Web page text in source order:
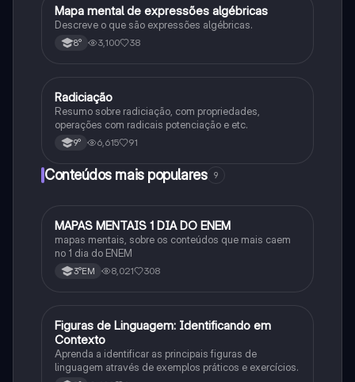
Matematica
Mapa mental de expressões algébricas
Descreve o que são expressões algébricas.
8° 3,100 38
Matematica
Radiciação
Resumo sobre radiciação, com propriedades,
operações com radicais potenciação e etc.
9° 6,615 91
Conteúdos mais populares 9
Português
MAPAS MENTAIS 1 DIA DO ENEM
mapas mentais, sobre os conteúdos que mais caem
no 1 dia do ENEM
3°EM 8,021 308
FPortuguês
Figuras de Linguagem: Identificando em
Contexto
Aprenda a identificar as principais figuras de
linguagem através de exemplos práticos e exercícios.